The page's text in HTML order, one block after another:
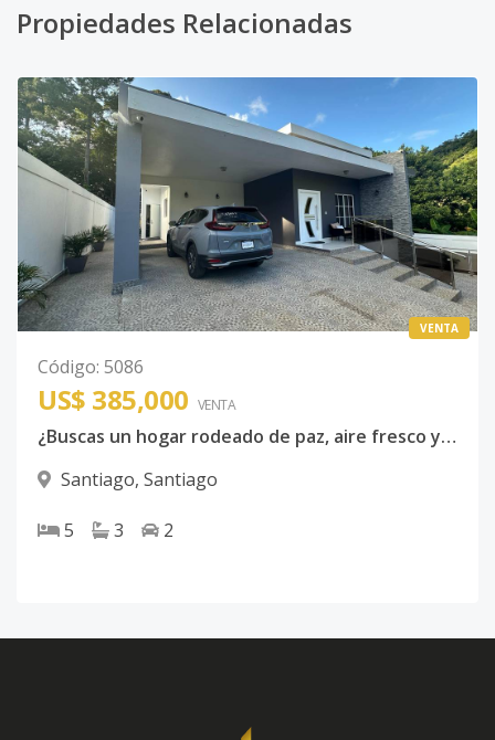
Propiedades Relacionadas
VENTA
Código: 5086
US$ 385,000 VENTA
¿Buscas un hogar rodeado de paz, aire fresco y el sonido de la naturaleza?
Santiago, Santiago
5 3 2